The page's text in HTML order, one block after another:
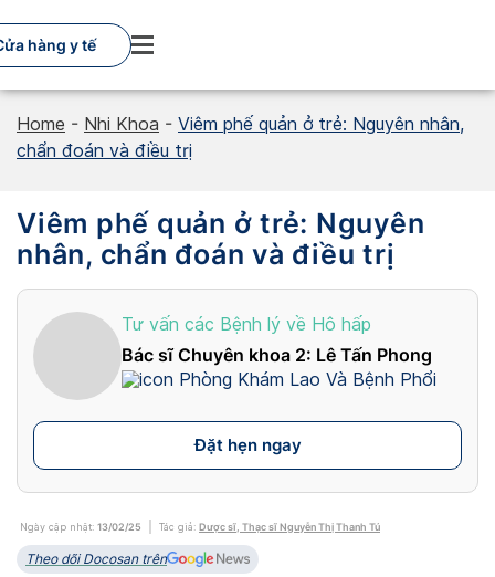
to
content
hàng y tế
Home - Nhi Khoa - Viêm phế quản ở trẻ: Nguyên nhân,
chẩn đoán và điều trị
Viêm phế quản ở trẻ: Nguyên
nhân, chẩn đoán và điều trị
Tư vấn các Bệnh lý về Hô hấp
Bác sĩ Chuyên khoa 2: Lê Tấn Phong
Phòng Khám Lao Và Bệnh Phổi
Đặt hẹn ngay
Ngày cập nhật: 13/02/25 Tác giả: Dược sĩ, Thạc sĩ Nguyễn Thị Thanh Tú
Theo dõi Docosan trên